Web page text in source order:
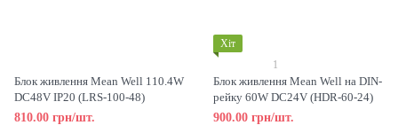
Блок живлення Mean Well 110.4W
DC48V IP20 (LRS-100-48)
810.00 грн/шт.
Хіт
1
Блок живлення Mean Well на DIN-
рейку 60W DC24V (HDR-60-24)
900.00 грн/шт.